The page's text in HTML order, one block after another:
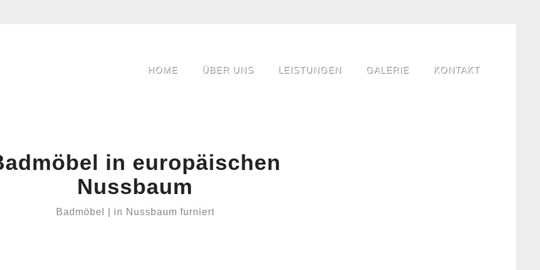
HOME ÜBER UNS LEISTUNGEN GALERIE KONTAKT
in europäischen
Nussbaum
Badmöbel | in Nussbaum furniert